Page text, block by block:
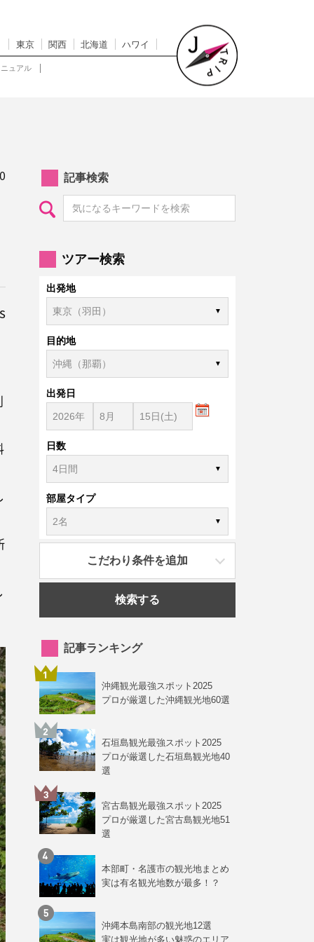
東京 関西 北海道 ハワイ
ュアル
記事検索
ツアー検索
出発地
目的地
出発日
日数
部屋タイプ
こだわり条件を追加
検索する
記事ランキング
沖縄観光最強スポット2025
プロが厳選した沖縄観光地60選
石垣島観光最強スポット2025
プロが厳選した石垣島観光地40
選
宮古島観光最強スポット2025
プロが厳選した宮古島観光地51
選
本部町・名護市の観光地まとめ
実は有名観光地数が最多！？
沖縄本島南部の観光地12選
実は観光地が多い魅惑のエリア